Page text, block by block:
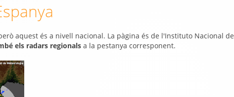
aquest és a nivell nacional. La pàgina és de l'Instituto Nacional de
els radars regionals a la pestanya corresponent.